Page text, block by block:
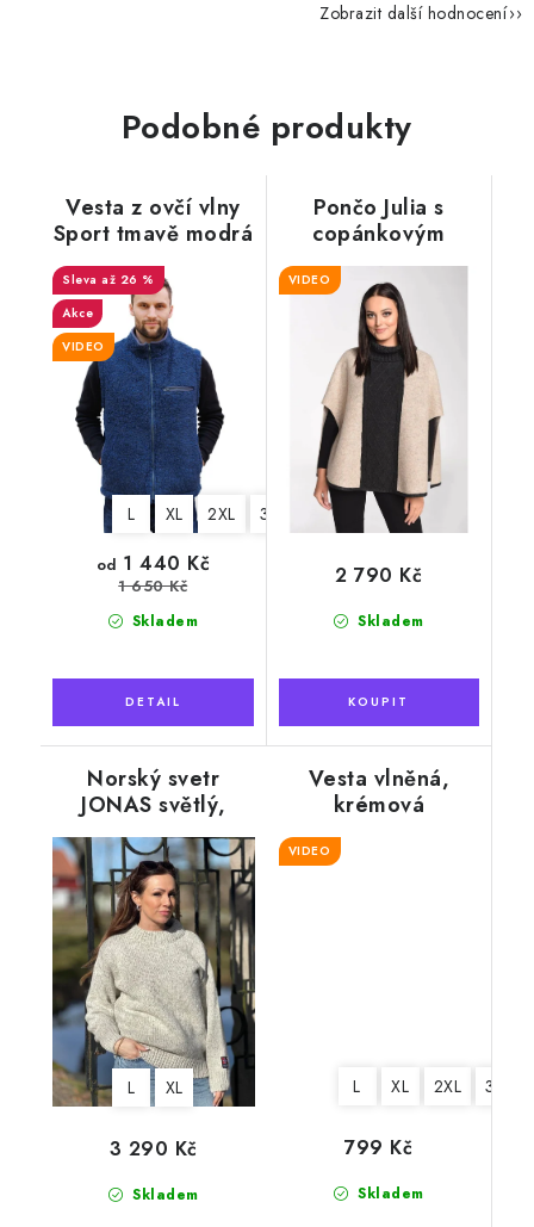
Zobrazit další hodnocení
Podobné produkty
Vesta z ovčí vlny
Sport tmavě modrá
až 26 %
Akce
VIDEO
L XL 2XL 3XL
Skladem
od 1 440 Kč
1 650 Kč
Pončo Julia s
copánkovým
vzorem, ovčí vlna,
béžová
VIDEO
Skladem
2 790 Kč
Norský svetr
JONAS světlý,
100% norská vlna
L XL
Skladem
3 290 Kč
Vesta vlněná,
krémová
VIDEO
L XL 2XL 3XL
Skladem
799 Kč